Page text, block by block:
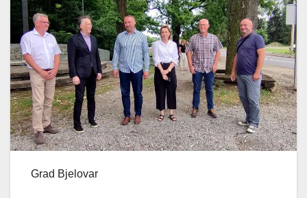
Grad Bjelovar